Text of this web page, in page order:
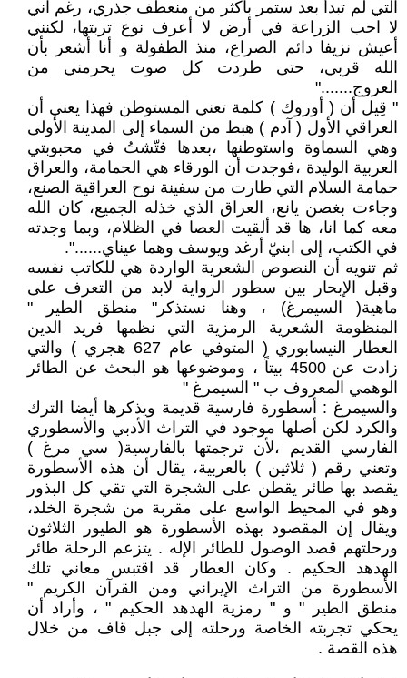
التي لم تبدأ بعد ستمر باكثر من منعطف جذري، رغم اني
لا احب الزراعة في أرض لا أعرف نوع تربتها، لكنني
أعيش نزيفا دائم الصراع، منذ الطفولة و أنا أشعر بأن
الله قربي، حتى طردت كل صوت يحرمني من
العروج......."
" قِيل أن ( أوروك ) كلمة تعني المستوطن فهذا يعني أن
العراقي الأول ( آدم ) هبط من السماء إلى المدينة الأولى
وهي السماوة واستوطنها ،بعدها فتّشتُ في محبوبتي
العربية الوليدة ،فوجدت أن الورقاء هي الحمامة، والعراق
حمامة السلام التي طارت من سفينة نوح العراقية الصنع،
وجاءت بغصن يانع، العراق الذي خذله الجميع، كان الله
معه كما انا، ها قد ألقيت العصا في الظلام، وبما وجدته
في الكتب، إلى ابنيّ أرغد ويوسف وهما عيناي......".
ثم تنويه أن النصوص الشعرية الواردة هي للكاتب نفسه
وقبل الإبحار بين سطور الرواية لابد من التعرف على
ماهية( السيمرغ) ، وهنا نستذكر" منطق الطير "
المنظومة الشعرية الرمزية التي نظمها فريد الدين
العطار النيسابوري ( المتوفي عام 627 هجري ) والتي
زادت عن 4500 بيتاً ، وموضوعها هو البحث عن الطائر
الوهمي المعروف ب " السيمرغ "
والسيمرغ : أسطورة فارسية قديمة ويذكرها أيضا الترك
والكرد لكن أصلها موجود في التراث الأدبي والأسطوري
الفارسي القديم ،لأن ترجمتها بالفارسية( سي مرغ )
وتعني رقم ( ثلاثين ) بالعربية، يقال أن هذه الأسطورة
يقصد بها طائر يقطن على الشجرة التي تقي كل البذور
وهو في المحيط الواسع على مقربة من شجرة الخلد،
ويقال إن المقصود بهذه الأسطورة هو الطيور الثلاثون
ورحلتهم قصد الوصول للطائر الإله . يتزعم الرحلة طائر
الهدهد الحكيم . وكان العطار قد اقتبس معاني تلك
الأسطورة من التراث الإيراني ومن القرآن الكريم "
منطق الطير " و " رمزية الهدهد الحكيم " ، وأراد أن
يحكي تجربته الخاصة ورحلته إلى جبل قاف من خلال
هذه القصة .